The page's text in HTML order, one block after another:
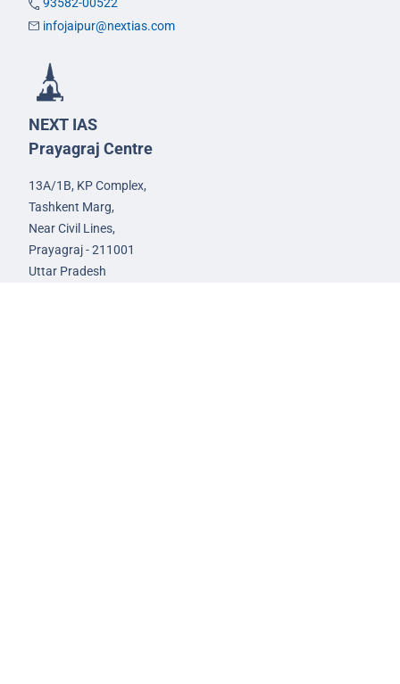
infojaipur@nextias.com
NEXT IAS
Prayagraj Centre
13A/1B, KP Complex,
Tashkent Marg,
Near Civil Lines,
Prayagraj - 211001
Uttar Pradesh